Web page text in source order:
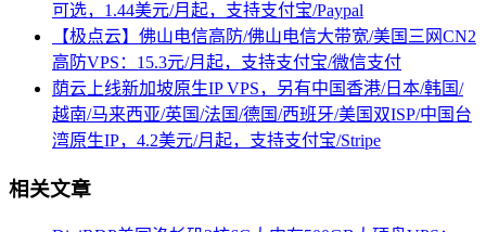
可选，1.44美元/月起，支持支付宝/Paypal
【极点云】佛山电信高防/佛山电信大带宽/美国三网CN2
高防VPS：15.3元/月起，支持支付宝/微信支付
荫云上线新加坡原生IP VPS，另有中国香港/日本/韩国/
越南/马来西亚/英国/法国/德国/西班牙/美国双ISP/中国台
湾原生IP，4.2美元/月起，支持支付宝/Stripe
相关文章